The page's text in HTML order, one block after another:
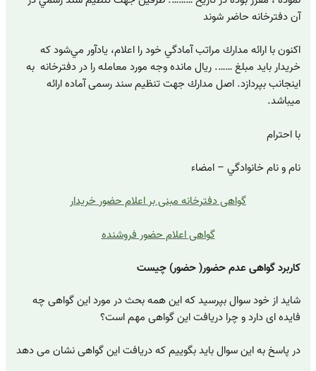
آن دفترخانه حاضر شوند
اكنون با ارائه مدارك مراتب آمادگي خود را اعلام، يادآور مي‌شود كه
خريدار بايد مبلغ ……. ريال مانده وجه مورد معامله را در دفترخانه به
اينجانب بپردازد. اصل مدارك جهت تنظيم سند رسمی آماده ارائه
میباشد.
با احترام
نام و نام خانوادگي – امضاء
گواهی دفترخانه مبنی بر اعلام حضور خریدار
گواهی اعلام حضور فروشنده
کاربرد گواهی عدم حضور( حضور) چیست
شاید از خود سوال بپرسید که این همه بحث در مورد این گواهی چه
فایده ای دارد و چرا دریافت این گواهی مهم است؟
در پاسخ به این سوال باید بگوییم که دریافت این گواهی نشان می دهد